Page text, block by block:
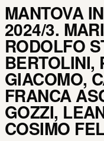
MANTOVA
2024/3.
RODOLFO
BERTOLINI,
GIACOMO,
FRANCA
GOZZI,
COSIMO